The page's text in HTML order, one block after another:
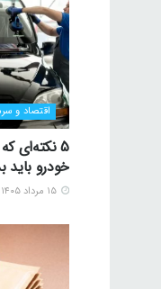
اقتصاد و
5 نکته‌ای
خودرو باید